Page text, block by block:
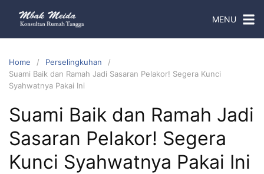
MENU
Home
Perselingkuhan
Suami Baik dan Ramah Jadi Sasaran Pelakor! Segera Kunci
Syahwatnya Pakai Ini
Suami Baik dan Ramah Jadi
Sasaran Pelakor! Segera
Kunci Syahwatnya Pakai Ini